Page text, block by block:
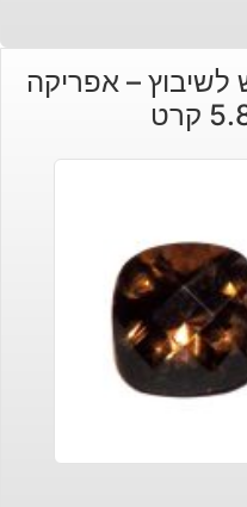
לשיבוץ – אפריקה